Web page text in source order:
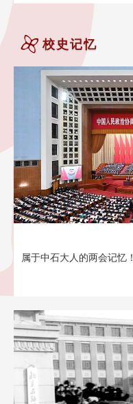
校史记忆
属于中石大人的两会记忆！